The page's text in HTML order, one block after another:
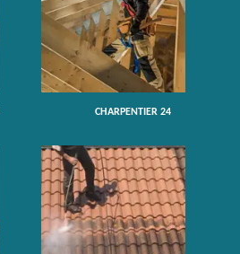
CHARPENTIER 24